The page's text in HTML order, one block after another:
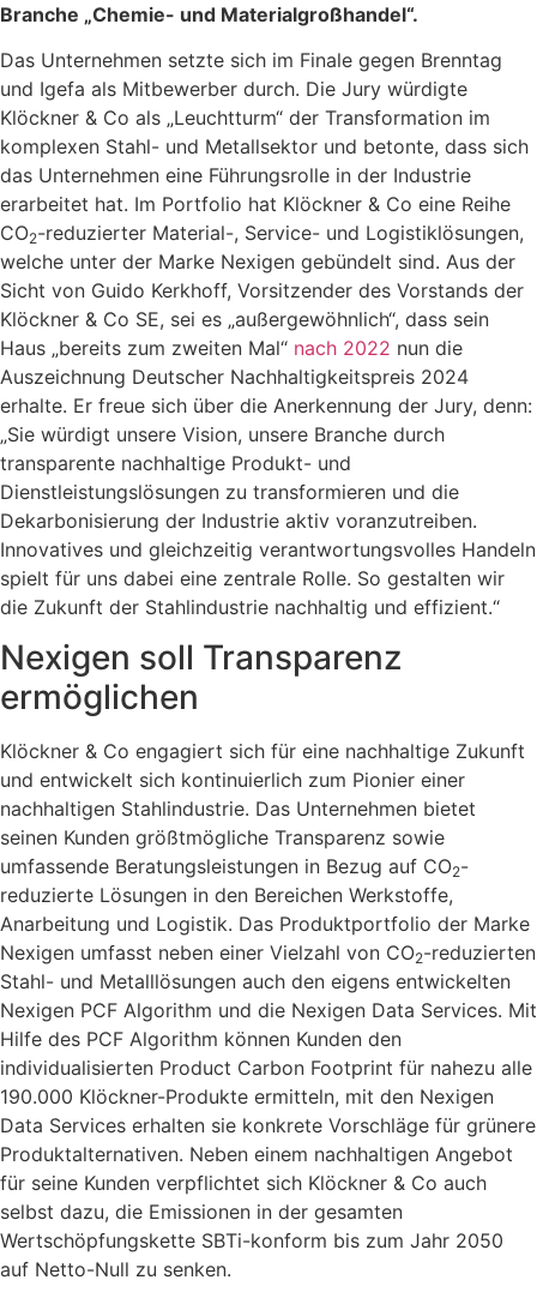
Branche „Chemie- und Materialgroßhandel“.
Das Unternehmen setzte sich im Finale gegen Brenntag
und Igefa als Mitbewerber durch. Die Jury würdigte
Klöckner & Co als „Leuchtturm“ der Transformation im
komplexen Stahl- und Metallsektor und betonte, dass sich
das Unternehmen eine Führungsrolle in der Industrie
erarbeitet hat. Im Portfolio hat Klöckner & Co eine Reihe
CO2-reduzierter Material-, Service- und Logistiklösungen,
welche unter der Marke Nexigen gebündelt sind. Aus der
Sicht von Guido Kerkhoff, Vorsitzender des Vorstands der
Klöckner & Co SE, sei es „außergewöhnlich“, dass sein
Haus „bereits zum zweiten Mal“ nach 2022 nun die
Auszeichnung Deutscher Nachhaltigkeitspreis 2024
erhalte. Er freue sich über die Anerkennung der Jury, denn:
„Sie würdigt unsere Vision, unsere Branche durch
transparente nachhaltige Produkt- und
Dienstleistungslösungen zu transformieren und die
Dekarbonisierung der Industrie aktiv voranzutreiben.
Innovatives und gleichzeitig verantwortungsvolles Handeln
spielt für uns dabei eine zentrale Rolle. So gestalten wir
die Zukunft der Stahlindustrie nachhaltig und effizient.“
Nexigen soll Transparenz
ermöglichen
Klöckner & Co engagiert sich für eine nachhaltige Zukunft
und entwickelt sich kontinuierlich zum Pionier einer
nachhaltigen Stahlindustrie. Das Unternehmen bietet
seinen Kunden größtmögliche Transparenz sowie
umfassende Beratungsleistungen in Bezug auf CO2-
reduzierte Lösungen in den Bereichen Werkstoffe,
Anarbeitung und Logistik. Das Produktportfolio der Marke
Nexigen umfasst neben einer Vielzahl von CO2-reduzierten
Stahl- und Metalllösungen auch den eigens entwickelten
Nexigen PCF Algorithm und die Nexigen Data Services. Mit
Hilfe des PCF Algorithm können Kunden den
individualisierten Product Carbon Footprint für nahezu alle
190.000 Klöckner-Produkte ermitteln, mit den Nexigen
Data Services erhalten sie konkrete Vorschläge für grünere
Produktalternativen. Neben einem nachhaltigen Angebot
für seine Kunden verpflichtet sich Klöckner & Co auch
selbst dazu, die Emissionen in der gesamten
Wertschöpfungskette SBTi-konform bis zum Jahr 2050
auf Netto-Null zu senken.